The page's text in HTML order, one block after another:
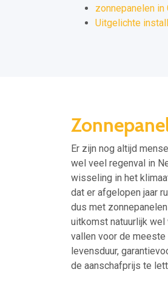
zonnepanelen in
Uitgelichte
Er zijn nog altijd
wel veel regenval in
wisseling in het
dat er afgelopen jaar
dus met
uitkomst natuurlijk wel
vallen voor de meeste
levensduur,
de aanschafprijs te